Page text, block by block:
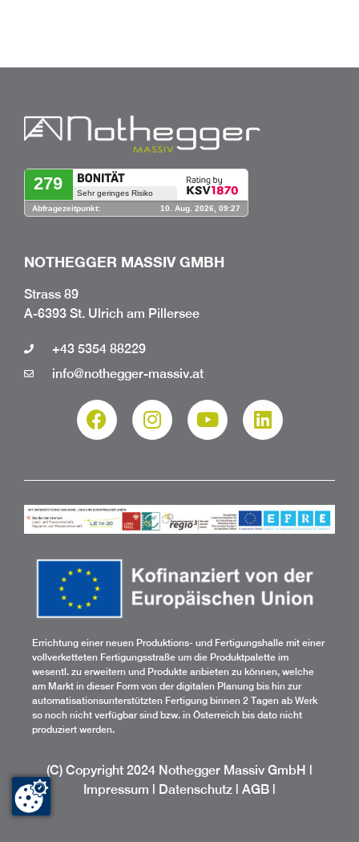
NOTHEGGER MASSIV GMBH
Strass 89
A-6393 St. Ulrich am Pillersee
+43 5354 88229
info@nothegger-massiv.at
Errichtung einer neuen Produktions- und Fertigungshalle mit einer
vollverketteten Fertigungsstraße um die Produktpalette im
wesentl. zu erweitern und Produkte anbieten zu können, welche
am Markt in dieser Form von der digitalen Planung bis hin zur
automatisationsunterstützten Fertigung binnen 2 Tagen ab Werk
so noch nicht verfügbar sind bzw. in Österreich bis dato nicht
produziert werden.
(C) Copyright 2024 Nothegger Massiv GmbH |
Impressum | Datenschutz | AGB |